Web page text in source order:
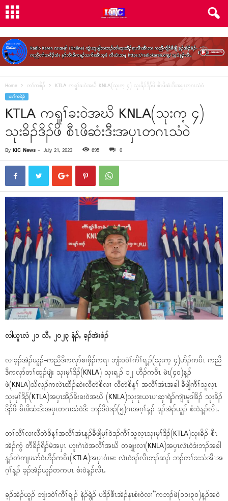
Home တၢ်ကစီၣ် KTLA ကရူၢ်ခး၀ဲအဃိ KNLA(သုးက့ ၄) သုးခိၣ်ဒိၣ်ဖိ စီၤဖိဆံးဒီးအၦၤတဂၤသံ၀ဲ
တၢ်ကစီၣ်
KTLA ကရူၢ်ခး၀ဲအဃိ KNLA(သုးက့ ၄)
သုးခိၣ်ဒိၣ်ဖိ စီၤဖိဆံးဒီးအၦၤတဂၤသံ၀ဲ
By KIC News - July 21, 2023 695 0
လါယူၤလံ ၂၁ သီႇ ၂၀၂၃ နံၣ်ႇ ခ့ၣ်အဲးစံၣ်
လၢခ့ၣ်အဲၣ်ယူၣ်–ကညီဒီကလုာ်စၢဖှိၣ်ကရၢ ဘျံး၀၀ဲၢ်ကီၢ်ရ့ၣ်(သုးက့ ၄)ဟီၣ်က၀ီၤ ကညီ
ဒီကလုာ်တၢ်ထူၣ်ဖျဲး သုးမုၢ်ဒိၣ်(KNLA) သုးရ့ၣ် ၁၂ ဟီၣ်က၀ီၤ မဲၤ(၄၀)န့ၣ်
ဖဲ(KNLA)သိလ့ၣ်ကလဲၤထီၣ်ဆဲးလီတဲစိလၢ လီတဲစိန့ၢ် အလီၢ်အံၤအခါ ခီဖျိကီၢ်သူလ့ၤ
သုးမုၢ်ဒိၣ်(KTLA)အၦၤအိၣ်ခိးခး၀ဲအဃိ (KNLA)သုးဒုးယၤပၢဆှၢရဲၣ်ကျဲၤမူဒါခိၣ် သုးခိၣ်
ဒိၣ်ဖိ စီၤဖိဆံးဒီးအၦၤတဂၤသံ၀ဲဒီး ဘၣ်ဒိ၀ဲဒၣ်(၅)ဂၤအဂ့ၢ်န့ၣ် ခ့ၣ်အဲၣ်ယူၣ် စံး၀ဲန့ၣ်လီၤႉ
တၢ်လီၢ်လၢလီတဲစိန့ၢ်အလီၢ်အံၤန့ၣ်ခီဖျိမ့ၢ်၀ဲဒၣ်ကီၢ်သူလ့ၤသုးမုၢ်ဒိၣ်(KTLA)သုးခိၣ် စီၤ
အဲၣ်ကွံ တီခိၣ်ရိၣ်မဲအၦၤ ဟူးဂဲၤ၀ဲအလီၢ်အဃိ တချုးလၢ(KNLA)အၦၤလဲၤ၀ဲဒံးဘၣ်အခါ
န့ၣ်တဲကျၢဃာ်၀ဲဟီၣ်က၀ီၤ(KTLA)အၦၤ၀ံၤမး လဲၤ၀ဲဒၣ်လီၤဘၣ်ဆၣ် ဘၣ်တၢ်ခးသံအီၤအ
ဂ့ၢ်န့ၣ် ခ့ၣ်အဲၣ်ယူၣ်တကပၤ စံး၀ဲန့ၣ်လီၤႉ
ခ့ၣ်အဲၣ်ယူၣ် ဘျံးဒ၀ဲၢ်ကီၢ်ရ့ၣ် နဲၣ်ရွဲၣ် ပဒိၣ်စီၤအဲၣ်နၤစံး၀ဲလၢ“ကဘၣ်ဖဲ(၁၁း၃၀)န့ၣ်အ၀ဲ